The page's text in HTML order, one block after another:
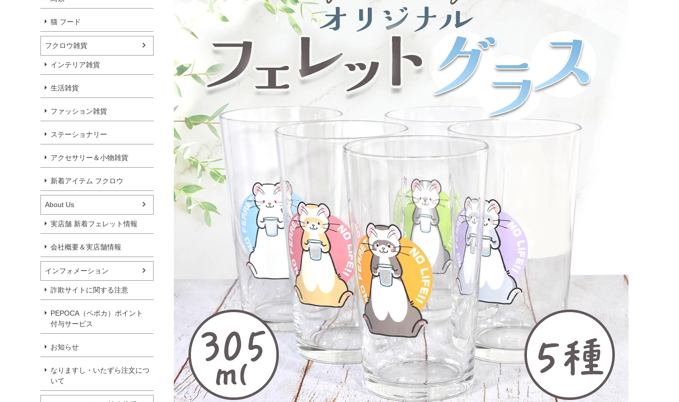
猫 フード
フクロウ雑貨
インテリア雑貨
生活雑貨
ファッション雑貨
ステーショナリー
アクセサリー＆小物雑貨
新着アイテム フクロウ
About Us
実店舗 新着フェレット情報
会社概要＆実店舗情報
インフォメーション
詐欺サイトに関する注意
PEPOCA（ペポカ）ポイント
付与サービス
お知らせ
なりますし・いたずら注文につ
いて